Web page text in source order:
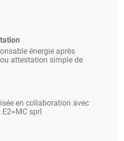
énergie après
attestation simple de
en collaboration avec
E2=MC sprl